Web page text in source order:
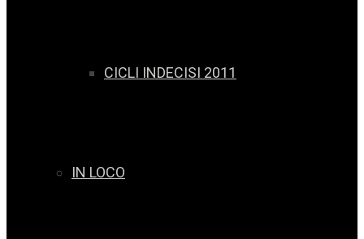
CICLI INDECISI 2011
IN LOCO